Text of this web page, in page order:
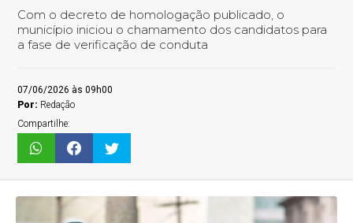
Com o decreto de homologação publicado, o
município iniciou o chamamento dos candidatos para
a fase de verificação de conduta
07/06/2026 às 09h00
Por: Redação
Compartilhe: